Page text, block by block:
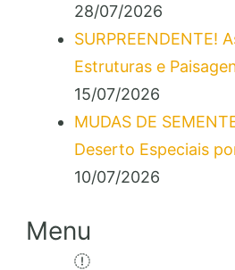
28/07/2026
SURPREENDENTE!
Estruturas e
15/07/2026
MUDAS DE
Deserto Especiais
10/07/2026
Menu